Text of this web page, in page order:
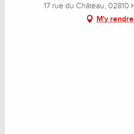
17 rue du Château, 02810
M'y rendre